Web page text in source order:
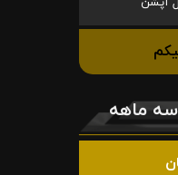
ماهه